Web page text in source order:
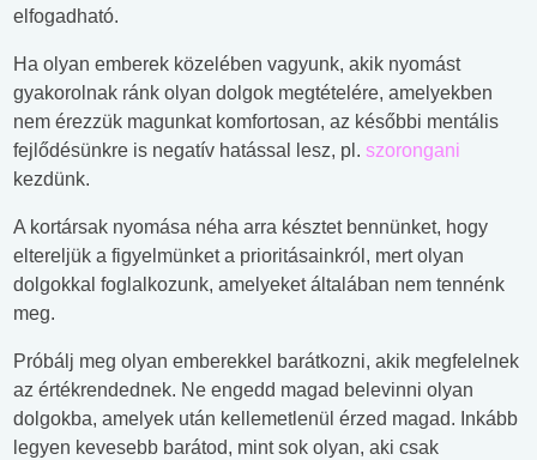
elfogadható.
Ha olyan emberek közelében vagyunk, akik nyomást
gyakorolnak ránk olyan dolgok megtételére, amelyekben
nem érezzük magunkat komfortosan, az későbbi mentális
fejlődésünkre is negatív hatással lesz, pl. szorongani
kezdünk.
A kortársak nyomása néha arra késztet bennünket, hogy
eltereljük a figyelmünket a prioritásainkról, mert olyan
dolgokkal foglalkozunk, amelyeket általában nem tennénk
meg.
Próbálj meg olyan emberekkel barátkozni, akik megfelelnek
az értékrendednek. Ne engedd magad belevinni olyan
dolgokba, amelyek után kellemetlenül érzed magad. Inkább
legyen kevesebb barátod, mint sok olyan, aki csak